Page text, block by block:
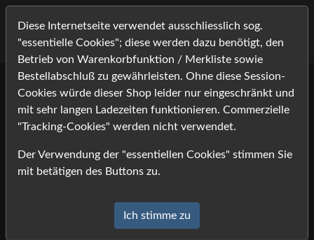
A. Versandkosteninformationen:
Ein Versand der Ware ist standardmäßig nur in die unten
erfolgt der Versand per DHL – Paket oder Briefpost
Einschreiben.
Sollten Sie den Versand in ein anderes Land wünschen, dann
schreiben Sie uns bitte vor einer Bestellung eine E-Mail an
Diese Internetseite verwendet ausschliesslich sog.
"essentielle Cookies"; diese werden dazu benötigt, den
Betrieb von Warenkorbfunktion / Merkliste sowie
Bestellabschluß zu gewährleisten. Ohne diese Session-
Cookies würde dieser Shop leider nur eingeschränkt und
mit sehr langen Ladezeiten funktionieren. Commerzielle
"Tracking-Cookies" werden nicht verwendet.
Der Verwendung der "essentiellen Cookies" stimmen Sie
mit betätigen des Buttons zu.
Ich stimme zu